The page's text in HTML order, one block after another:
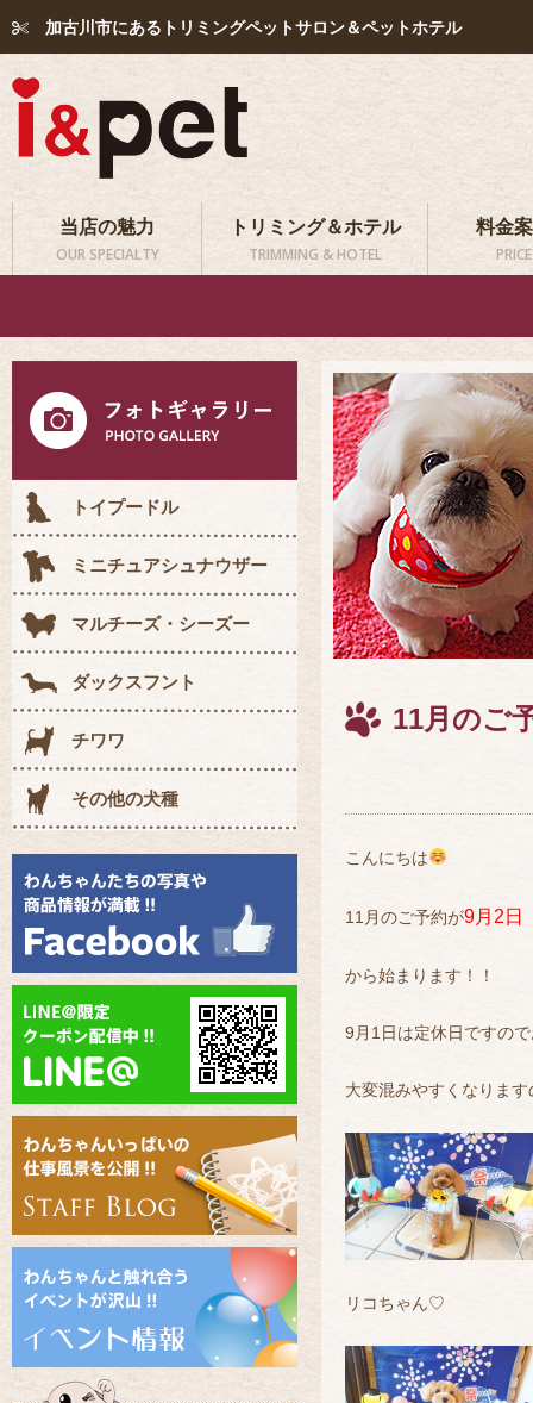
加古川市にあるトリミングペットサロン＆ペットホテル
当店の魅力
OUR SPECIALTY
トリミング＆ホテル
TRIMMING & HOTEL
料金
PRICE
11月のご
こんにちは
11月のご予約が9月2日
から始まります！！
9月1日は定休日ですの
大変混みやすくなりま
リコちゃん
トイプードル
ミニチュアシュナウザー
マルチーズ・シーズー
ダックスフント
チワワ
その他の犬種